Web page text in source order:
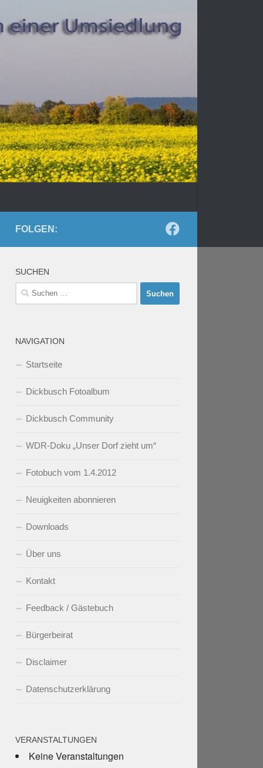
FOLGEN:
SUCHEN
Suchen
nach:
NAVIGATION
Startseite
Dickbusch Fotoalbum
Dickbusch Community
WDR-Doku „Unser Dorf zieht um“
Fotobuch vom 1.4.2012
Neuigkeiten abonnieren
Downloads
Über uns
Kontakt
Feedback / Gästebuch
Bürgerbeirat
Disclaimer
Datenschutzerklärung
VERANSTALTUNGEN
Keine Veranstaltungen